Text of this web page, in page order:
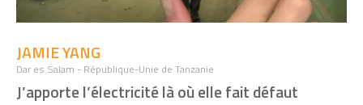
JAMIE YANG
Dar es Salam - République-Unie de Tanzanie
J’apporte l’électricité là où elle fait défaut